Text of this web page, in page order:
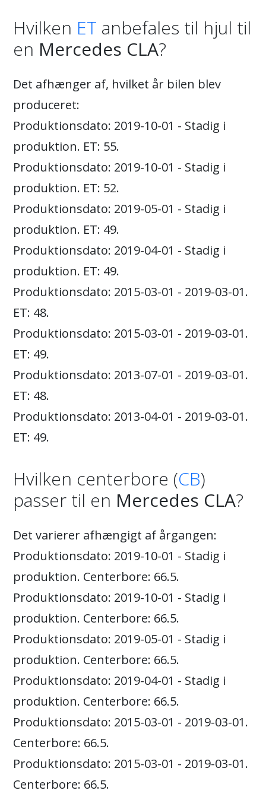
Hvilken ET anbefales til hjul til
en Mercedes CLA?
Det afhænger af, hvilket år bilen blev
produceret:
Produktionsdato: 2019-10-01 - Stadig i
produktion. ET: 55.
Produktionsdato: 2019-10-01 - Stadig i
produktion. ET: 52.
Produktionsdato: 2019-05-01 - Stadig i
produktion. ET: 49.
Produktionsdato: 2019-04-01 - Stadig i
produktion. ET: 49.
Produktionsdato: 2015-03-01 - 2019-03-01.
ET: 48.
Produktionsdato: 2015-03-01 - 2019-03-01.
ET: 49.
Produktionsdato: 2013-07-01 - 2019-03-01.
ET: 48.
Produktionsdato: 2013-04-01 - 2019-03-01.
ET: 49.
Hvilken centerbore (CB)
passer til en Mercedes CLA?
Det varierer afhængigt af årgangen:
Produktionsdato: 2019-10-01 - Stadig i
produktion. Centerbore: 66.5.
Produktionsdato: 2019-10-01 - Stadig i
produktion. Centerbore: 66.5.
Produktionsdato: 2019-05-01 - Stadig i
produktion. Centerbore: 66.5.
Produktionsdato: 2019-04-01 - Stadig i
produktion. Centerbore: 66.5.
Produktionsdato: 2015-03-01 - 2019-03-01.
Centerbore: 66.5.
Produktionsdato: 2015-03-01 - 2019-03-01.
Centerbore: 66.5.